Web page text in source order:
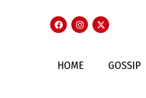
HOME GOSSIP